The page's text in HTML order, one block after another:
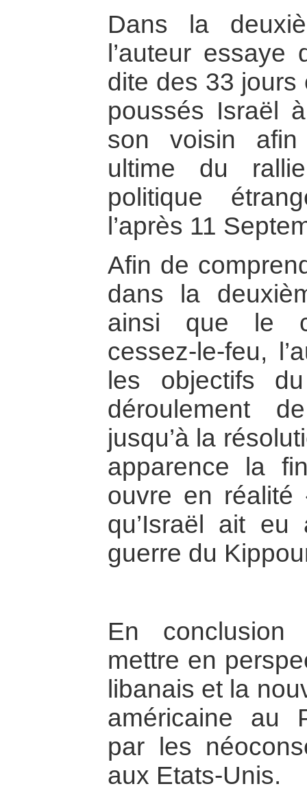
Dans la
l’auteur essaye
dite des 33 jours
poussés Israël
son voisin afin
ultime du
politique
l’après 11
Afin de
dans la
ainsi que le
cessez-le-feu,
les objectifs
déroulement
jusqu’à la
apparence la
ouvre en
qu’Israël ait
guerre du
En conclusion
mettre en
libanais et la
américaine au
par les
aux Etats-Unis.